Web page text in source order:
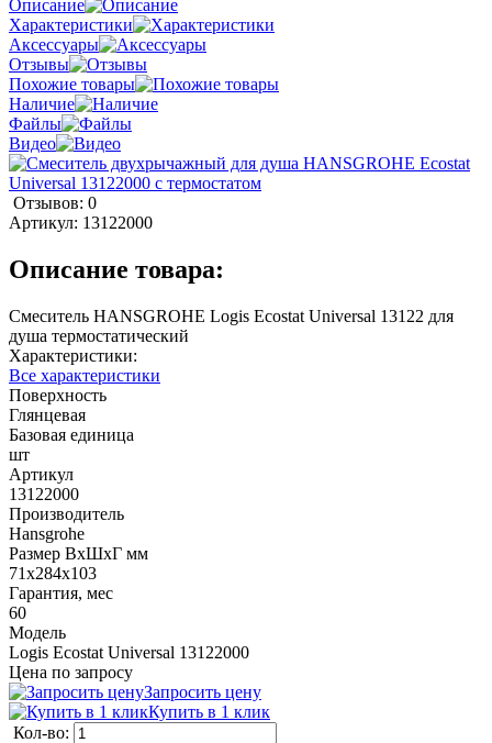
Описание
Характеристики
Аксессуары
Отзывы
Похожие товары
Наличие
Файлы
Видео
Отзывов: 0
Артикул: 13122000
Описание товара:
Смеситель HANSGROHE Logis Ecostat Universal 13122 для
душа термостатический
Характеристики:
Все характеристики
Поверхность
Глянцевая
Базовая единица
шт
Артикул
13122000
Производитель
Hansgrohe
Размер ВхШхГ мм
71х284х103
Гарантия, мес
60
Модель
Logis Ecostat Universal 13122000
Цена по запросу
Запросить цену
Купить в 1 клик
Кол-во: